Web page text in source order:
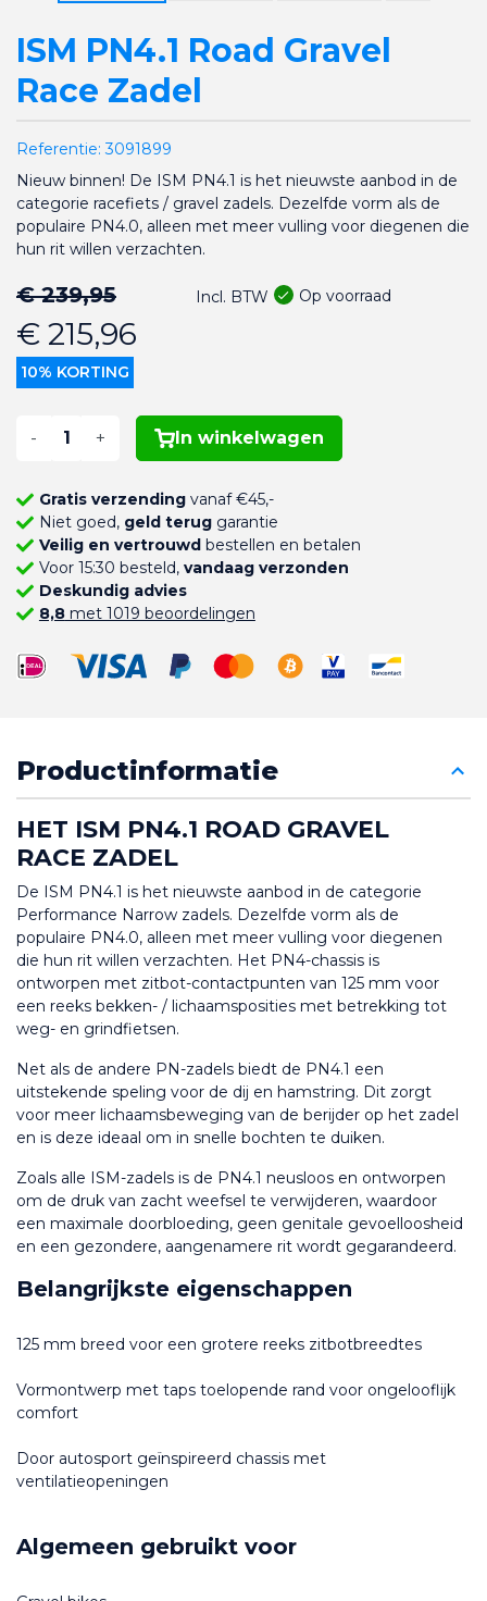
ISM PN4.1 Road Gravel
Race Zadel
Referentie: 3091899
Nieuw binnen! De ISM PN4.1 is het nieuwste aanbod in de
categorie racefiets / gravel zadels. Dezelfde vorm als de
populaire PN4.0, alleen met meer vulling voor diegenen die
hun rit willen verzachten.
€ 239,95
€ 215,96
10% KORTING
Incl. BTW Op voorraad
- + In winkelwagen
Gratis verzendingvanaf €45,-
Niet goed, geld teruggarantie
Veilig en vertrouwdbestellen en betalen
Voor 15:30 besteld, vandaag verzonden
Deskundig advies
8,8met 1019 beoordelingen
Productinformatie
HET ISM PN4.1 ROAD GRAVEL
RACE ZADEL
De ISM PN4.1 is het nieuwste aanbod in de categorie
Performance Narrow zadels. Dezelfde vorm als de
populaire PN4.0, alleen met meer vulling voor diegenen
die hun rit willen verzachten. Het PN4-chassis is
ontworpen met zitbot-contactpunten van 125 mm voor
een reeks bekken- / lichaamsposities met betrekking tot
weg- en grindfietsen.
Net als de andere PN-zadels biedt de PN4.1 een
uitstekende speling voor de dij en hamstring. Dit zorgt
voor meer lichaamsbeweging van de berijder op het zadel
en is deze ideaal om in snelle bochten te duiken.
Zoals alle ISM-zadels is de PN4.1 neusloos en ontworpen
om de druk van zacht weefsel te verwijderen, waardoor
een maximale doorbloeding, geen genitale gevoelloosheid
en een gezondere, aangenamere rit wordt gegarandeerd.
Belangrijkste eigenschappen
125 mm breed voor een grotere reeks zitbotbreedtes
Vormontwerp met taps toelopende rand voor ongelooflijk
comfort
Door autosport geïnspireerd chassis met
ventilatieopeningen
Algemeen gebruikt voor